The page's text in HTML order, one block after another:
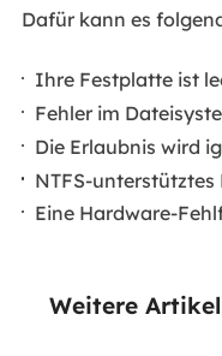
Dafür kann es
Ihre Festplatte ist
Fehler im
Die Erlaubnis wird
NTFS-
Eine Hardware-
Weitere